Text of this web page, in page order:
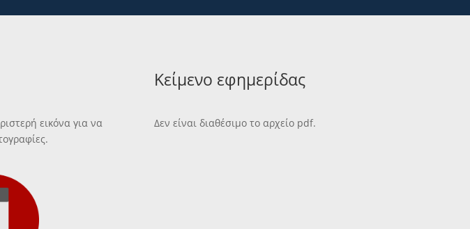
εικόνα για να
Κείμενο εφημερίδας
Δεν είναι διαθέσιμο το αρχείο pdf.